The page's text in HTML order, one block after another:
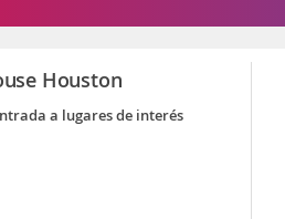
Houston
a lugares de interés